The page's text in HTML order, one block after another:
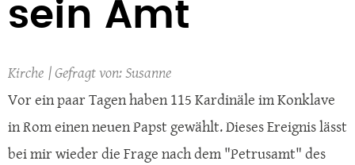
sein Amt
Kirche
Susanne
Vor ein paar Tagen haben 115 Kardinäle im Konklave
in Rom einen neuen Papst gewählt. Dieses Ereignis lässt
bei mir wieder die Frage nach dem "Petrusamt" des